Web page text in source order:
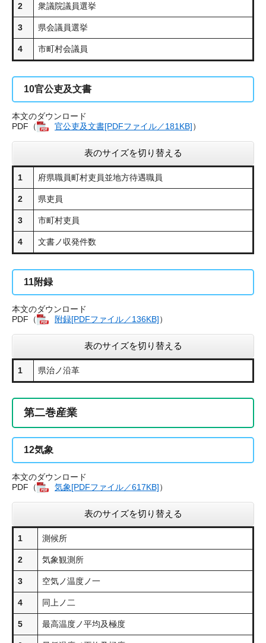
2 衆議院議員選挙
3 県会議員選挙
4 市町村会議員
10官公吏及文書
本文のダウンロード
PDF（
官公吏及文書[PDFファイル／181KB]）
表のサイズを切り替える
1 府県職員町村吏員並地方待遇職員
2 県吏員
3 市町村吏員
4 文書ノ収発件数
11附録
本文のダウンロード
PDF（
附録[PDFファイル／136KB]）
表のサイズを切り替える
1 県治ノ沿革
第二巻産業
12気象
本文のダウンロード
PDF（
気象[PDFファイル／617KB]）
表のサイズを切り替える
1 測候所
2 気象観測所
3 空気ノ温度ノ一
4 同上ノ二
5 最高温度ノ平均及極度